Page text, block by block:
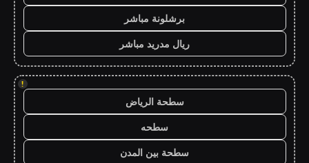
برشلونة مباشر
ريال مدريد مباشر
!
سطحة الرياض
سطحه
سطحة بين المدن